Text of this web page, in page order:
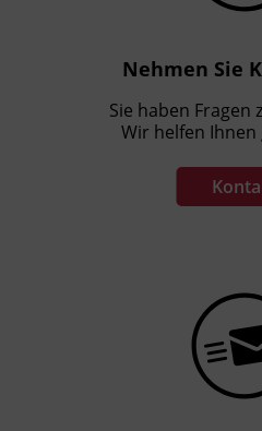
Nehmen Sie
Sie haben Fragen
Wir helfen